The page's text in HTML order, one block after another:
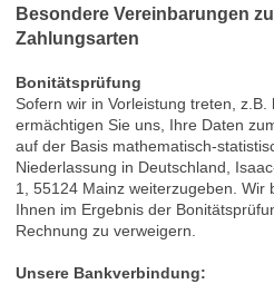
Besondere Vereinbarungen
Zahlungsarten
Bonitätsprüfung
Sofern wir in Vorleistung treten, z.B.
ermächtigen Sie uns, Ihre Daten
auf der Basis mathematisch-
Niederlassung in Deutschland,
1,
55124 Mainz weiterzugeben. Wir
Ihnen im Ergebnis der
Rechnung zu verweigern.
Unsere Bankverbindung: